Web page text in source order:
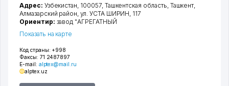
Код страны: +998
Факсы: 71 2487897
E-mail: alptex@mail.ru
alptex.uz
Адрес: Узбекистан, 100057, Ташкентская область, Ташкент,
Алмазарский район,ул. УСТА ШИРИН, 117
Ориентир: завод "АГРЕГАТНЫЙ
Показать на карте